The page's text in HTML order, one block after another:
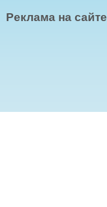
Реклама на сайте